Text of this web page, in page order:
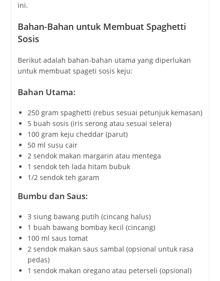
ini.
Bahan-Bahan untuk Membuat Spaghetti
Sosis
Berikut adalah bahan-bahan utama yang diperlukan
untuk membuat spageti sosis keju:
Bahan Utama:
250 gram spaghetti (rebus sesuai petunjuk kemasan)
5 buah sosis (iris serong atau sesuai selera)
100 gram keju cheddar (parut)
50 ml susu cair
2 sendok makan margarin atau mentega
1 sendok teh lada hitam bubuk
1/2 sendok teh garam
Bumbu dan Saus:
3 siung bawang putih (cincang halus)
1 buah bawang bombay kecil (cincang)
100 ml saus tomat
2 sendok makan saus sambal (opsional untuk rasa
pedas)
1 sendok makan oregano atau peterseli (opsional)